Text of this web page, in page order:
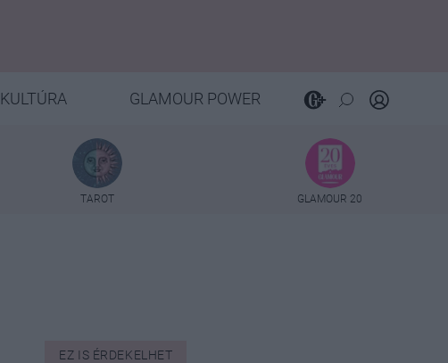
KULTÚRA GLAMOUR POWER
TAROT GLAMOUR 20
EZ IS ÉRDEKELHET